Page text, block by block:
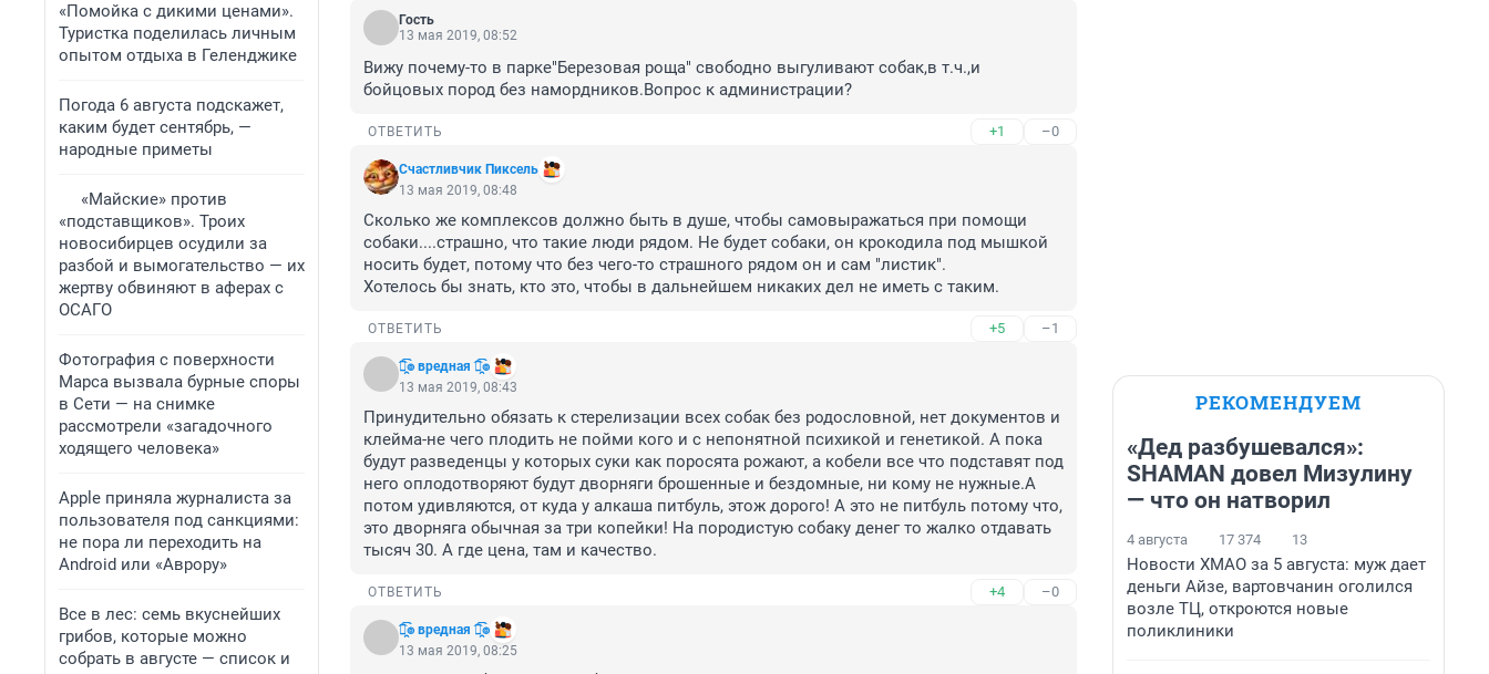
«Помойка с дикими ценами».
Туристка поделилась личным
опытом отдыха в Геленджике
Погода 6 августа подскажет,
каким будет сентябрь, —
народные приметы
«Майские» против
«подставщиков». Троих
новосибирцев осудили за
разбой и вымогательство — их
жертву обвиняют в аферах с
ОСАГО
Фотография с поверхности
Марса вызвала бурные споры
в Сети — на снимке
рассмотрели «загадочного
ходящего человека»
Apple приняла журналиста за
пользователя под санкциями:
не пора ли переходить на
Android или «Аврору»
Все в лес: семь вкуснейших
грибов, которые можно
собрать в августе — список и
Гость
13 мая 2019, 08:52
Вижу почему-то в парке"Березовая роща" свободно выгуливают собак,в т.ч.,и
бойцовых пород без намордников.Вопрос к администрации?
ОТВЕТИТЬ +1 –0
Счастливчик Пиксель
13 мая 2019, 08:48
Сколько же комплексов должно быть в душе, чтобы самовыражаться при помощи
собаки....страшно, что такие люди рядом. Не будет собаки, он крокодила под мышкой
носить будет, потому что без чего-то страшного рядом он и сам "листик".
Хотелось бы знать, кто это, чтобы в дальнейшем никаких дел не иметь с таким.
ОТВЕТИТЬ +5 –1
͡๏̯͡๏ вредная ͡๏̯͡๏
13 мая 2019, 08:43
Принудительно обязать к стерелизации всех собак без родословной, нет документов и
клейма-не чего плодить не пойми кого и с непонятной психикой и генетикой. А пока
будут разведенцы у которых суки как поросята рожают, а кобели все что подставят под
него оплодотворяют будут дворняги брошенные и бездомные, ни кому не нужные.А
потом удивляются, от куда у алкаша питбуль, этож дорого! А это не питбуль потому что,
это дворняга обычная за три копейки! На породистую собаку денег то жалко отдавать
тысяч 30. А где цена, там и качество.
ОТВЕТИТЬ +4 –0
͡๏̯͡๏ вредная ͡๏̯͡๏
13 мая 2019, 08:25
РЕКОМЕНДУЕМ
«Дед разбушевался»:
SHAMAN довел Мизулину
— что он натворил
4 августа 17 374 13
Новости ХМАО за 5 августа: муж дает
деньги Айзе, вартовчанин оголился
возле ТЦ, откроются новые
поликлиники